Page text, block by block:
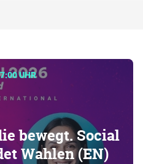
UHR
bewegt. Social
Wahlen (EN)